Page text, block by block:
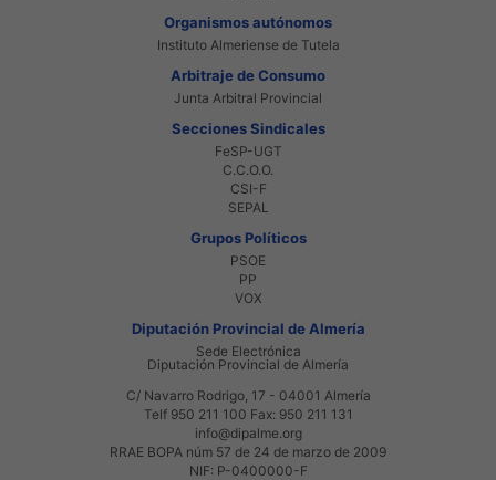
Organismos autónomos
Instituto Almeriense de Tutela
Arbitraje de Consumo
Junta Arbitral Provincial
Secciones Sindicales
FeSP-UGT
C.C.O.O.
CSI-F
SEPAL
Grupos Políticos
PSOE
PP
VOX
Diputación Provincial de Almería
Sede Electrónica
Diputación Provincial de Almería
C/ Navarro Rodrigo, 17 - 04001 Almería
Telf 950 211 100 Fax: 950 211 131
info@dipalme.org
RRAE BOPA núm 57 de 24 de marzo de 2009
NIF: P-0400000-F